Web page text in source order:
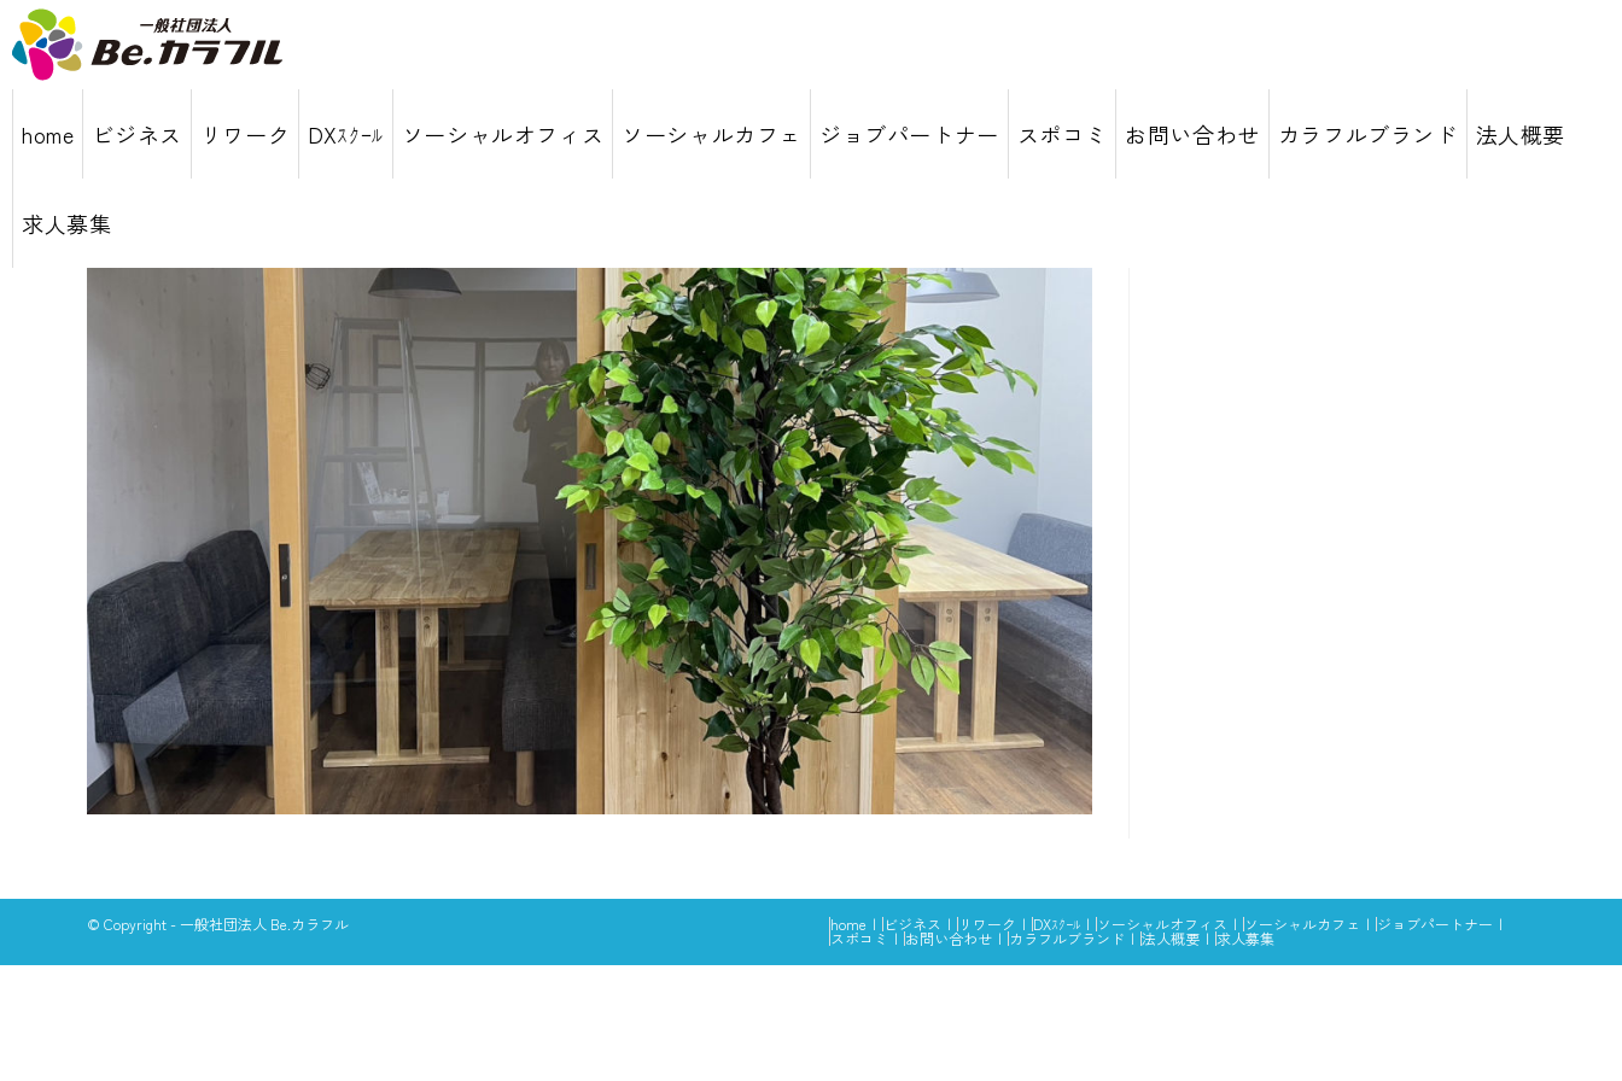
home ビジネス リワーク DXｽｸｰﾙ ソーシャルオフィス ソーシャルカフェ ジョブパートナー スポコミ お問い合わせ カラフルブランド 法人概要
求人募集
home ビジネス リワーク DXｽｸｰﾙ ソーシャルオフィス ソーシャルカフェ ジョブパートナー
スポコミ お問い合わせ カラフルブランド 法人概要 求人募集
© Copyright - 一般社団法人 Be.カラフル